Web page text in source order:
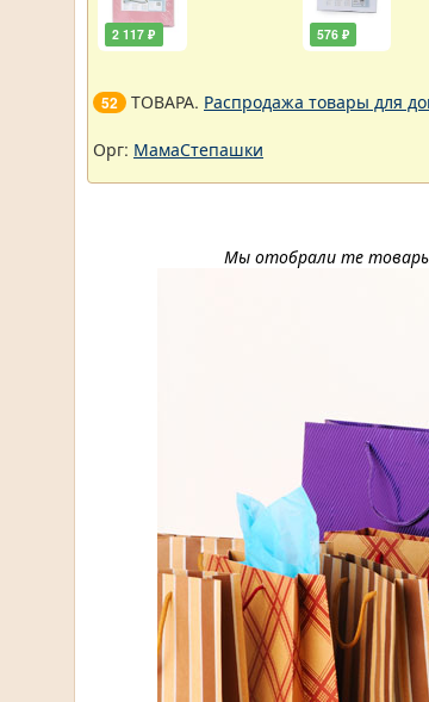
2 117 ₽ 576 ₽
52 ТОВАРА. Распродажа товары для
Орг: МамаСтепашки
Мы отобрали те